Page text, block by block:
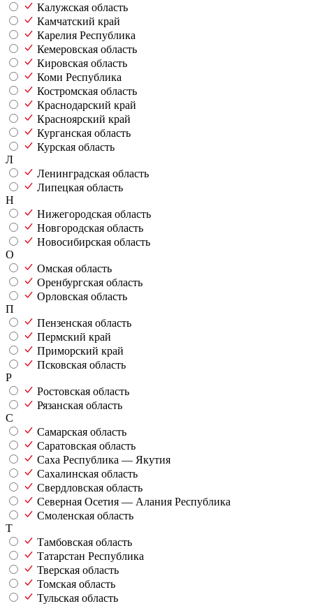
Калужская область
Камчатский край
Карелия Республика
Кемеровская область
Кировская область
Коми Республика
Костромская область
Краснодарский край
Красноярский край
Курганская область
Курская область
Л
Ленинградская область
Липецкая область
Н
Нижегородская область
Новгородская область
Новосибирская область
О
Омская область
Оренбургская область
Орловская область
П
Пензенская область
Пермский край
Приморский край
Псковская область
Р
Ростовская область
Рязанская область
С
Самарская область
Саратовская область
Саха Республика — Якутия
Сахалинская область
Свердловская область
Северная Осетия — Алания Республика
Смоленская область
Т
Тамбовская область
Татарстан Республика
Тверская область
Томская область
Тульская область